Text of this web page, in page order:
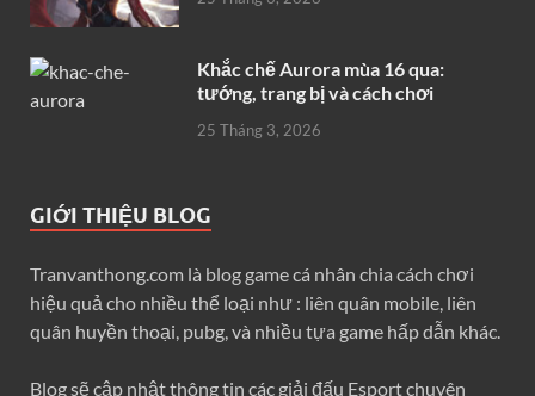
Khắc chế Aurora mùa 16 qua:
tướng, trang bị và cách chơi
25 Tháng 3, 2026
GIỚI THIỆU BLOG
Tranvanthong.com là blog game cá nhân chia cách chơi
hiệu quả cho nhiều thể loại như : liên quân mobile, liên
quân huyền thoại, pubg, và nhiều tựa game hấp dẫn khác.
Blog sẽ cập nhật thông tin các giải đấu Esport chuyên